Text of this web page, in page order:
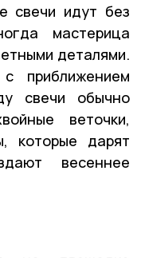
свечи идут без
мастерица
деталями.
приближением
свечи обычно
веточки,
которые дарят
весеннее